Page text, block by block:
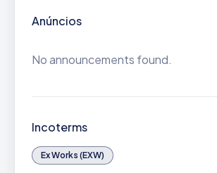
Anúncios
No announcements found.
Incoterms
Ex Works (EXW)